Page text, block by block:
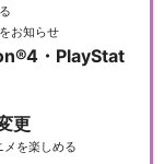
お知らせ
・PlayStat
更
メを楽しめる